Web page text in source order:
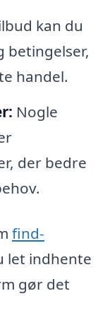
kan du
betingelser,
handel.
Nogle
der bedre
find-
let indhente
gør det